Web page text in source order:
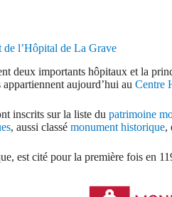
de l’Hôpital de La Grave
deux importants hôpitaux et la
aujourd’hui au Centre
inscrits sur la liste du patrimoine
, aussi classé monument historique,
est cité pour la première fois en